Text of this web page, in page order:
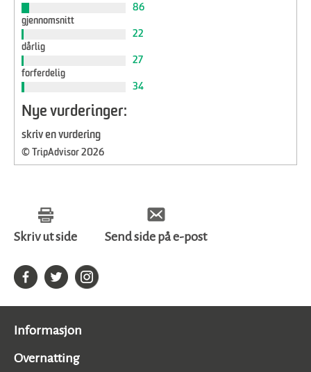
86
gjennomsnitt
22
dårlig
27
forferdelig
34
Nye vurderinger:
skriv en vurdering
© TripAdvisor 2026
Skriv ut side Send side på e-post
Informasjon
Overnatting